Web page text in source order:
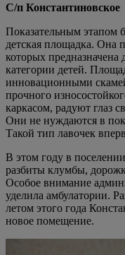
С/п Константиновское
Показательным этапом
детская площадка. Она
которых предназначена
категории детей.
инновационными
прочного
каркасом, радуют глаз
Они не нуждаются в
Такой тип лавочек
В этом году в
разбиты клумбы,
Особое внимание
уделила амбулатории.
летом этого года
новое помещение.